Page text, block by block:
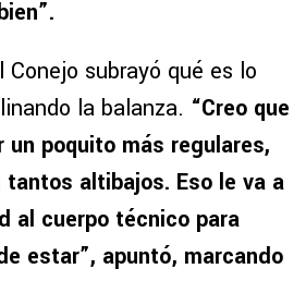
Conejo subrayó qué es lo
la balanza. “Creo que
poquito más regulares,
tantos altibajos. Eso le va a
al cuerpo técnico para
estar”, apuntó, marcando